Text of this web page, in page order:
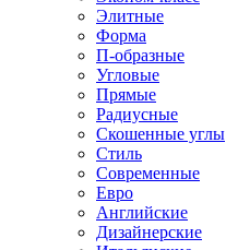
Элитные
Форма
П-образные
Угловые
Прямые
Радиусные
Скошенные углы
Стиль
Современные
Евро
Английские
Дизайнерские